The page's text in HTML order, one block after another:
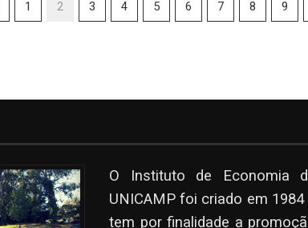
1 2 3 4 5 6 7 8 9
O Instituto de Economia
UNICAMP foi criado em 1984
tem por finalidade a